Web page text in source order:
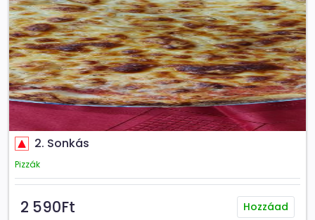
2. Sonkás
Pizzák
2 590Ft Hozzáad